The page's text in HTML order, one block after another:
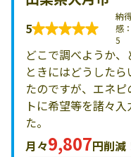
5
納
感：
5
どこで調べようか
ときにはどうした
たのですが、エネ
トに希望等を諸々
た。
月々9,807円削減